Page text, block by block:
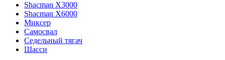
Shacman X3000
Shacman X6000
Миксер
Самосвал
Седельный тягач
Шасси